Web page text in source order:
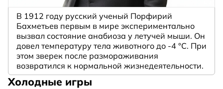
В 1912 году русский ученый Порфирий
Бахметьев первым в мире экспериментально
вызвал состояние анабиоза у летучей мыши. Он
довел температуру тела животного до -4 °C. При
этом зверек после размораживания
возвратился к нормальной жизнедеятельности.
Холодные игры